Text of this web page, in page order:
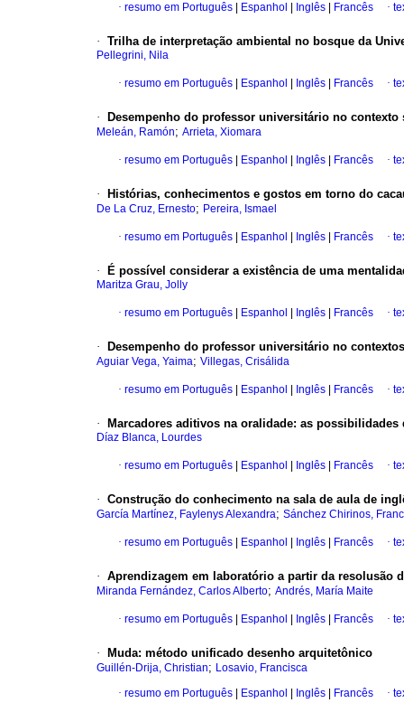
· resumo em Português Espanhol Inglês Francês ·
· Trilha de interpretação ambiental no bosque da
Pellegrini, Nila
· resumo em Português Espanhol Inglês Francês ·
· Desempenho do professor universitário no
Meleán, Ramón; Arrieta, Xiomara
· resumo em Português Espanhol Inglês Francês ·
· Histórias, conhecimentos e gostos em torno do
De La Cruz, Ernesto; Pereira, Ismael
· resumo em Português Espanhol Inglês Francês ·
· É possível considerar a existência de uma
Maritza Grau, Jolly
· resumo em Português Espanhol Inglês Francês ·
· Desempenho do professor universitário no
Aguiar Vega, Yaima; Villegas, Crisálida
· resumo em Português Espanhol Inglês Francês ·
· Marcadores aditivos na oralidade: as possibilidades
Díaz Blanca, Lourdes
· resumo em Português Espanhol Inglês Francês ·
· Construção do conhecimento na sala de aula de
García Martínez, Faylenys Alexandra; Sánchez Chirinos,
· resumo em Português Espanhol Inglês Francês ·
· Aprendizagem em laboratório a partir da resolusão
Miranda Fernández, Carlos Alberto; Andrés, María Maite
· resumo em Português Espanhol Inglês Francês ·
· Muda: método unificado desenho arquitetônico
Guillén-Drija, Christian; Losavio, Francisca
· resumo em Português Espanhol Inglês Francês ·